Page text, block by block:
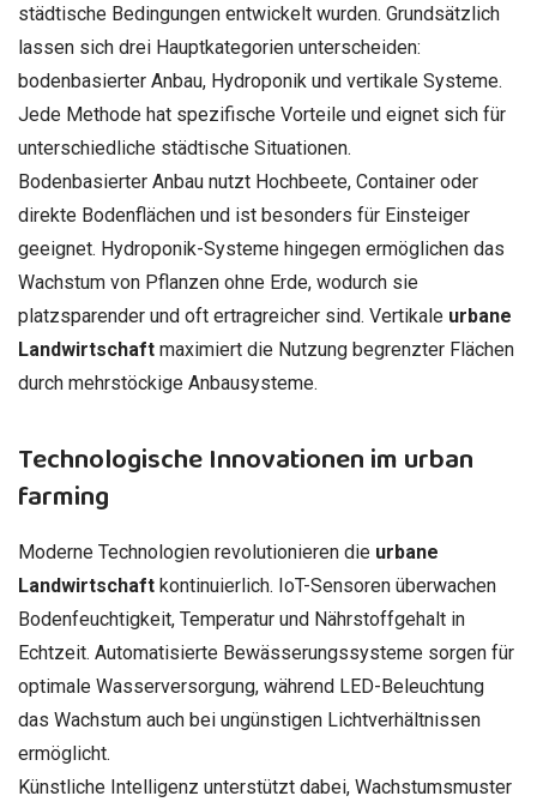
städtische Bedingungen entwickelt wurden. Grundsätzlich
lassen sich drei Hauptkategorien unterscheiden:
bodenbasierter Anbau, Hydroponik und vertikale Systeme.
Jede Methode hat spezifische Vorteile und eignet sich für
unterschiedliche städtische Situationen.
Bodenbasierter Anbau nutzt Hochbeete, Container oder
direkte Bodenflächen und ist besonders für Einsteiger
geeignet. Hydroponik-Systeme hingegen ermöglichen das
Wachstum von Pflanzen ohne Erde, wodurch sie
platzsparender und oft ertragreicher sind. Vertikale urbane
Landwirtschaft maximiert die Nutzung begrenzter Flächen
durch mehrstöckige Anbausysteme.
Technologische Innovationen im urban
farming
Moderne Technologien revolutionieren die urbane
Landwirtschaft kontinuierlich. IoT-Sensoren überwachen
Bodenfeuchtigkeit, Temperatur und Nährstoffgehalt in
Echtzeit. Automatisierte Bewässerungssysteme sorgen für
optimale Wasserversorgung, während LED-Beleuchtung
das Wachstum auch bei ungünstigen Lichtverhältnissen
ermöglicht.
Künstliche Intelligenz unterstützt dabei, Wachstumsmuster